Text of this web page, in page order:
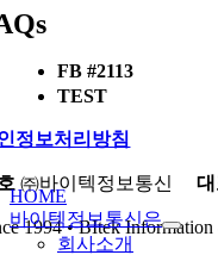
Skip
to
content
HOME
바이텍정보통신은
회사소개
FB #2113
TEST
정보처리방침
㈜바이텍정보통신
1994 • BItek